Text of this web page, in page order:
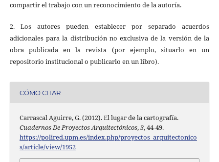
compartir el trabajo con un reconocimiento de la autoría.
2. Los autores pueden establecer por separado acuerdos
adicionales para la distribución no exclusiva de la versión de la
obra publicada en la revista (por ejemplo, situarlo en un
repositorio institucional o publicarlo en un libro).
CÓMO CITAR
Carrascal Aguirre, G. (2012). El lugar de la cartografía.
Cuadernos De Proyectos Arquitectónicos,3, 44-49.
https://polired.upm.es/index.php/proyectos_arquitectonico
s/article/view/1952